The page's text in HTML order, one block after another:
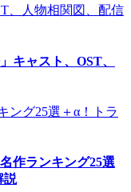
キャスト、OST、
作ランキング25選
説